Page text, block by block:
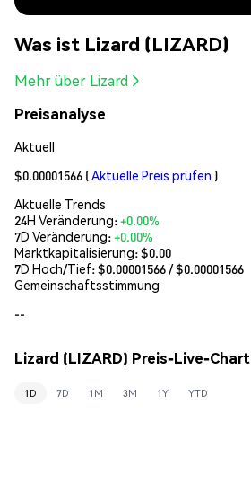
Was ist Lizard (LIZARD)
Mehr über Lizard
Preisanalyse
Aktuell
$0.00001566 (Aktuelle Preis prüfen )
Aktuelle Trends
24H Veränderung:+0.00%
7D Veränderung:+0.00%
Marktkapitalisierung:$0.00
7D Hoch/Tief: $0.00001566/ $0.00001566
Gemeinschaftsstimmung
--
Lizard (LIZARD) Preis-Live-Chart
1D 7D 1M 3M 1Y YTD